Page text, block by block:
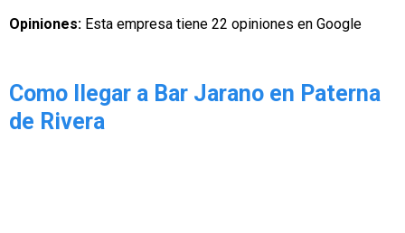
Opiniones: Esta empresa tiene 22 opiniones en Google
Como llegar a Bar Jarano en Paterna
de Rivera